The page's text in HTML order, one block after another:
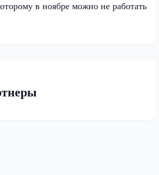
в ноябре можно не работать